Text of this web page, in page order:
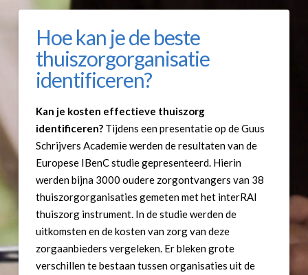
Hoe kan je de beste
thuiszorgorganisatie
identificeren?
Kan je kosten effectieve thuiszorg
identificeren?Tijdens een presentatie op de Guus
Schrijvers Academie werden de resultaten van de
Europese IBenC studie gepresenteerd. Hierin
werden bijna 3000 oudere zorgontvangers van 38
thuiszorgorganisaties gemeten met het interRAI
thuiszorg instrument. In de studie werden de
uitkomsten en de kosten van zorg van deze
zorgaanbieders vergeleken. Er bleken grote
verschillen te bestaan tussen organisaties uit de